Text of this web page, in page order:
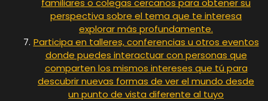
perspectiva sobre el tema que te interesa
explorar más profundamente.
Participa en talleres, conferencias u otros eventos
donde puedes interactuar con personas que
comparten los mismos intereses que tú para
descubrir nuevas formas de ver el mundo desde
un punto de vista diferente al tuyo